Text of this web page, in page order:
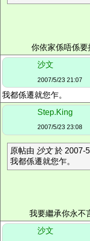
你依家係唔係
沙文
2007/5/23 21:07
我都係遷就您乍。
Step.King
2007/5/23 23:08
原帖由 沙文於 2007-
我都係遷就您乍。
我要繼承你永不
沙文